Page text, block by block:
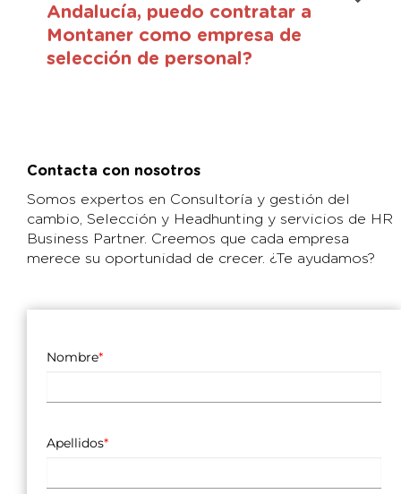
Andalucía, puedo contratar a
Montaner como empresa de
selección de personal?
Contacta con nosotros
Somos expertos en Consultoría y gestión del
cambio, Selección y Headhunting y servicios de HR
Business Partner. Creemos que cada empresa
merece su oportunidad de crecer. ¿Te ayudamos?
Nombre*
Apellidos*